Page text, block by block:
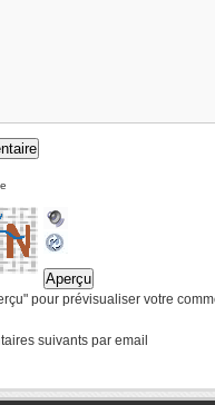
pour prévisualiser votre
suivants par email